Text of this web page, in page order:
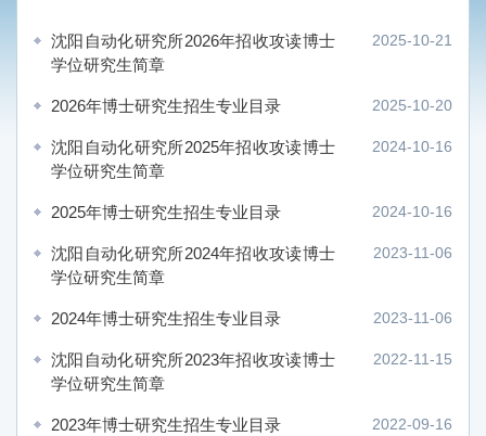
沈阳自动化研究所2026年招收攻读博士
学位研究生简章
2025-10-21
2026年博士研究生招生专业目录 2025-10-20
沈阳自动化研究所2025年招收攻读博士
学位研究生简章
2024-10-16
2025年博士研究生招生专业目录 2024-10-16
沈阳自动化研究所2024年招收攻读博士
学位研究生简章
2023-11-06
2024年博士研究生招生专业目录 2023-11-06
沈阳自动化研究所2023年招收攻读博士
学位研究生简章
2022-11-15
2023年博士研究生招生专业目录 2022-09-16